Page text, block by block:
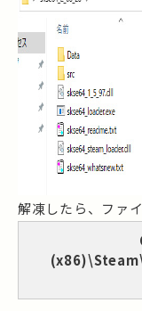
解凍したら、ファ